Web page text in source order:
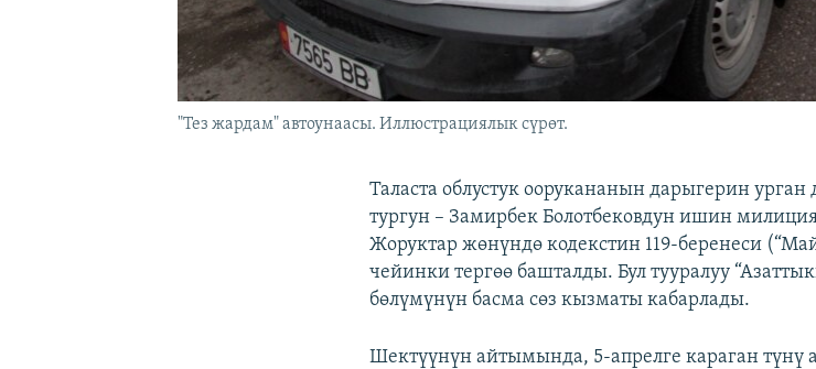
"Тез жардам" автоунаасы. Иллюстрациялык сүрөт.
Таласта облустук оорукананын дарыгерин
тургун – Замирбек Болотбековдун ишин
Жоруктар жөнүндө кодекстин 119-беренеси
чейинки тергөө башталды. Бул тууралуу
бөлүмүнүн басма сөз кызматы кабарлады.
Шектүүнүн айтымында, 5-апрелге караган түнү